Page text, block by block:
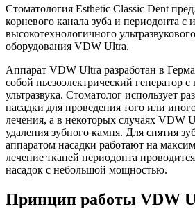
Стоматология Esthetic Classic Dent
корневого канала зуба и периодонта с
высокотехнологичного
оборудования VDW Ultra.
Аппарат VDW Ultra разработан в
собой пьезоэлектрический генератор
ультразвука. Стоматолог использует
насадки для проведения того или
лечения, а в некоторых случаях VDW
удаления зубного камня. Для снятия
аппаратом насадки работают на
лечение тканей периодонта
насадок с небольшой мощностью.
Принцип работы VDW